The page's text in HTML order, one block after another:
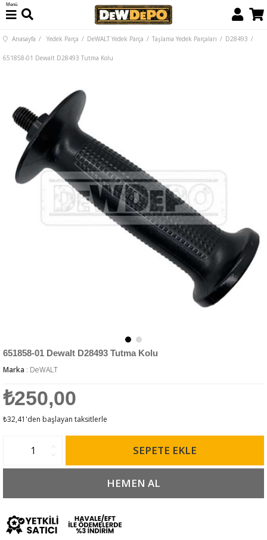
Menü
Anasayfa Yedek Parça DeWALT Yedek Parça Taşlama Yedek Parçaları D28493
651858-01 Dewalt D28493 Tutma Kolu
651858-01 Dewalt D28493 Tutma Kolu
Marka : DeWALT
₺250,00
₺32,41 'den başlayan taksitlerle